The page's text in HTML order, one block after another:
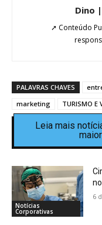
Dino
➚ Conteúdo
PALAVRAS CHAVES
marketing
TURISMO E
Leia mais
Notícias
Corporativas
6